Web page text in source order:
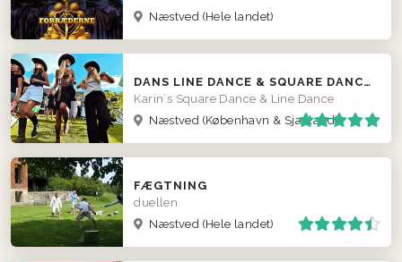
Næstved (Hele landet)
DANS LINE DANCE & SQUARE DANCE - EVT. TIL BRYLLUP
Karin`s Square Dance & Line Dance
Næstved (København & Sjælland)
FÆGTNING
duellen
Næstved (Hele landet)